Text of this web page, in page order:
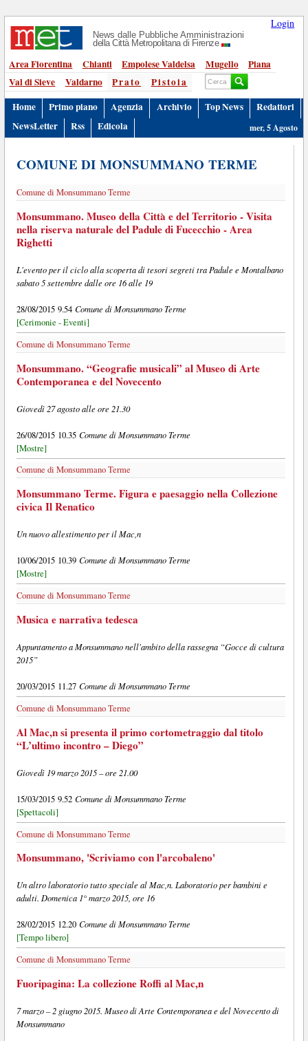
Login
News dalle Pubbliche Amministrazioni
della Città Metropolitana di Firenze
Area Fiorentina Chianti Empolese Valdelsa Mugello
Piana
Val di Sieve
Valdarno Prato
Pistoia
Home
Primo piano Agenzia Archivio Top News
Redattori
NewsLetter
Rss Edicola mer, 5 Agosto
COMUNE DI MONSUMMANO TERME
Comune di Monsummano Terme
Monsummano. Museo della Città e del Territorio - Visita
nella riserva naturale del Padule di Fucecchio - Area
Righetti
L'evento per il ciclo alla scoperta di tesori segreti tra Padule e Montalbano
sabato 5 settembre dalle ore 16 alle 19
28/08/2015 9.54 Comune di Monsummano Terme
[Cerimonie - Eventi]
Comune di Monsummano Terme
Monsummano. “Geografie musicali” al Museo di Arte
Contemporanea e del Novecento
Giovedì 27 agosto alle ore 21.30
26/08/2015 10.35 Comune di Monsummano Terme
[Mostre]
Comune di Monsummano Terme
Monsummano Terme. Figura e paesaggio nella Collezione
civica Il Renatico
Un nuovo allestimento per il Mac,n
10/06/2015 10.39 Comune di Monsummano Terme
[Mostre]
Comune di Monsummano Terme
Musica e narrativa tedesca
Appuntamento a Monsummano nell'ambito della rassegna “Gocce di cultura
2015”
20/03/2015 11.27 Comune di Monsummano Terme
Comune di Monsummano Terme
Al Mac,n si presenta il primo cortometraggio dal titolo
“L’ultimo incontro – Diego”
Giovedì 19 marzo 2015 – ore 21.00
15/03/2015 9.52 Comune di Monsummano Terme
[Spettacoli]
Comune di Monsummano Terme
Monsummano, 'Scriviamo con l'arcobaleno'
Un altro laboratorio tutto speciale al Mac,n. Laboratorio per bambini e
adulti. Domenica 1° marzo 2015, ore 16
28/02/2015 12.20 Comune di Monsummano Terme
[Tempo libero]
Comune di Monsummano Terme
Fuoripagina: La collezione Roffi al Mac,n
7 marzo – 2 giugno 2015. Museo di Arte Contemporanea e del Novecento di
Monsummano